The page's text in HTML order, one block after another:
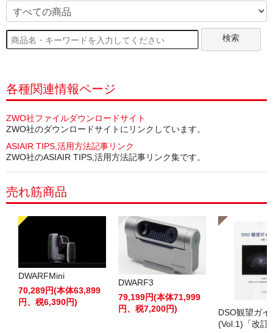
検索
各種関連情報ページ
ZWO社ファイルダウンロードサイト
ZWO社のダウンロードサイトにリンクしています。
ASIAIR TIPS,活用方法記事リンク
ZWO社のASIAIR TIPS,活用方法記事リンク集です。
売れ筋商品
DWARFMini
70,289円(本体63,899
円、税6,390円)
DWARF3
79,199円(本体71,999
円、税7,200円)
DSO観望ガイ
(Vol.1)「改訂